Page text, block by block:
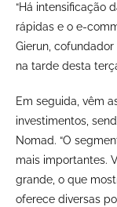
“Há intensificação
rápidas e o e-
Gierun,
na tarde desta
Em seguida, vêm
investimentos,
Nomad. “O
mais importantes.
grande, o que
oferece diversas